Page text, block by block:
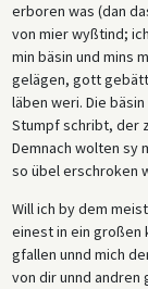
erboren was (dan
von mier wyßtind;
min bäsin und mins
gelägen, gott
läben weri. Die
Stumpf schribt, der
Demnach wolten sy
so übel erschroken
Will ich by dem
einest in ein großen
gfallen unnd mich
von dir unnd andren